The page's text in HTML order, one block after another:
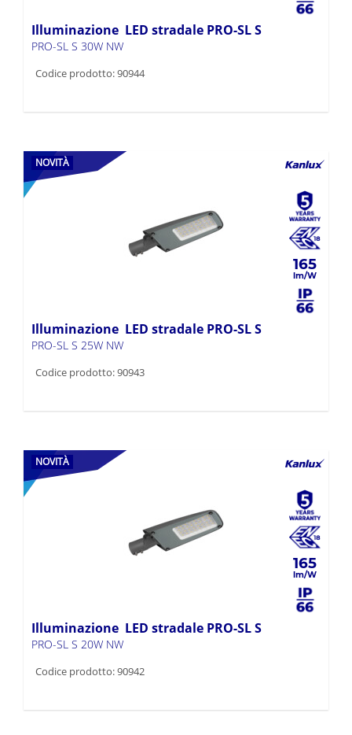
Illuminazione LED stradale PRO-SL S
PRO-SL S 30W NW
Codice prodotto: 90944
NOVITÀ
165
Illuminazione LED stradale PRO-SL S
PRO-SL S 25W NW
Codice prodotto: 90943
NOVITÀ
165
Illuminazione LED stradale PRO-SL S
PRO-SL S 20W NW
Codice prodotto: 90942